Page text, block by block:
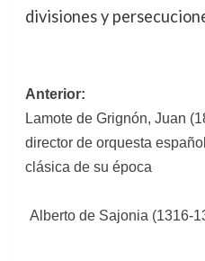
divisiones y
Navegación
de
entradas
Anterior:
Lamote de Grignón, Juan
director de orquesta
clásica de su época
Alberto de Sajonia (1316-